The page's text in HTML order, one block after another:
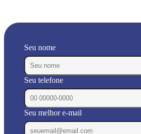
Seu nome
Seu telefone
Seu melhor e-mail